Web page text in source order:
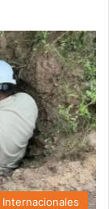
Internacionales